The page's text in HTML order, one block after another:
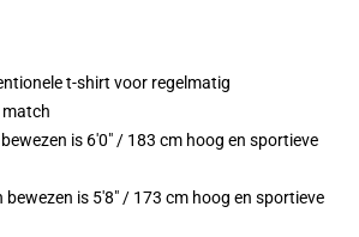
t-shirt voor regelmatig
match
is 6'0" / 183 cm hoog en sportieve
is 5'8" / 173 cm hoog en sportieve